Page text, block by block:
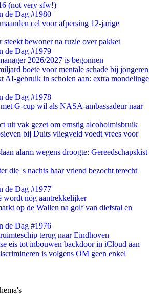
(not very sfw!)
de Dag #1980
cel voor afpersing 12-jarige
steekt bewoner na ruzie over pakket
de Dag #1979
2026/2027 is begonnen
boete voor mentale schade bij jongeren
AI-gebruik in scholen aan: extra mondelinge
de Dag #1978
G-cup wil als NASA-ambassadeur naar
uit vak gezet om ernstig alcoholmisbruik
bij Duits vliegveld voedt vrees voor
alarm wegens droogte: Gereedschapskist
die 's nachts haar vriend bezocht terecht
de Dag #1977
wordt nóg aantrekkelijker
op de Wallen na golf van diefstal en
de Dag #1976
terug naar Eindhoven
eis tot inbouwen backdoor in iCloud aan
is volgens OM geen enkel